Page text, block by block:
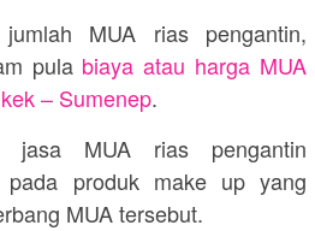
MUA rias pengantin,
pula biaya atau harga MUA
– Sumenep.
jasa MUA rias pengantin
pada produk make up yang
MUA tersebut.